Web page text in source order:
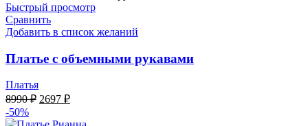
Быстрый просмотр
Сравнить
Добавить в список желаний
Платье с объемными рукавами
Платья
8990₽ Первоначальная
составляла
2697 ₽Текущая
2697 ₽.
-50%